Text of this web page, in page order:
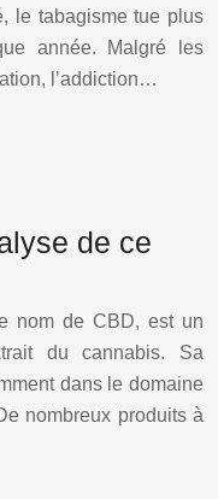
le tabagisme tue plus
année. Malgré les
l’addiction…
de ce
nom de CBD, est un
du cannabis. Sa
dans le domaine
nombreux produits à